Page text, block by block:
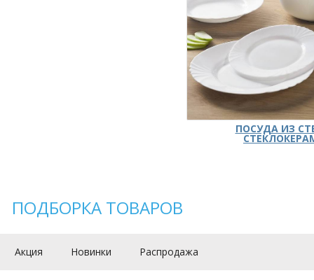
ПОСУДА ИЗ
ПОДБОРКА ТОВАРОВ
Акция Новинки Распродажа